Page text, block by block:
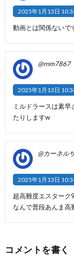
2025年1月13日
動画とは関係ないで
@rnm7867
2025年1月13日
ミルドラースは素早
たりしますw
@カーネル
2025年1月13日
超高難度エスターク
なんで普段あんま高
コメントを書く